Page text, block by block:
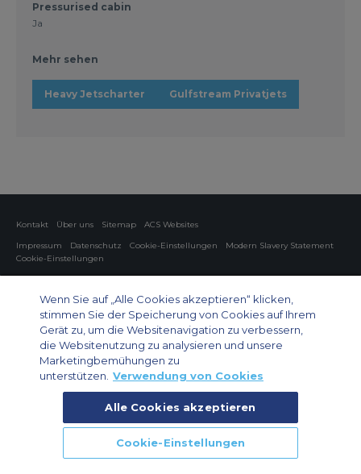
Pressurised cabin
Ja
Mehr sehen
Heavy Jetscharter Gulfstream Privatjets
Kontakt Über uns Sitemap
ACS Websites
Impressum
Datenschutz Cookie-Einstellungen
Modern Slavery Statement
Cookie-Einstellungen
Charter von Privatflugzeugen
Gruppen-Charterflüge
Cargo Charter
Private Charter App
© 2026 Air Charter Service GmbH | Opernplatz 14, 60313, Frankfurt
Wenn Sie auf „Alle Cookies akzeptieren“ klicken,
stimmen Sie der Speicherung von Cookies auf Ihrem
Gerät zu, um die Websitenavigation zu verbessern,
die Websitenutzung zu analysieren und unsere
Marketingbemühungen zu
unterstützen. Verwendung von Cookies
Alle Cookies akzeptieren
Cookie-Einstellungen